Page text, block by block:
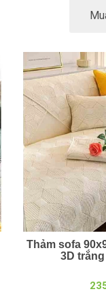
Thảm sofa
3D trắng